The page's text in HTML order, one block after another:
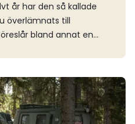
år har den så kallade
överlämnats till
bland annat en
teknik.Regeringen tog
av ”Utredningen
samhälle”. Uppdraget
styrmedel som kan